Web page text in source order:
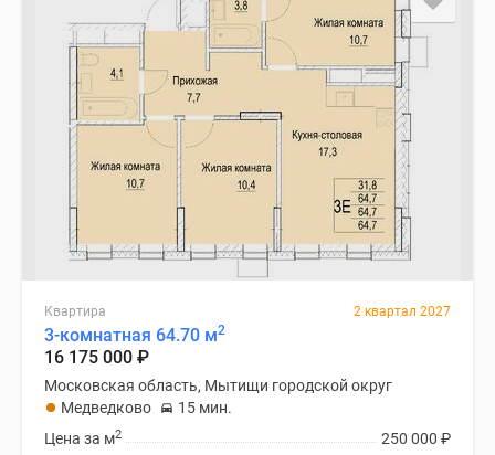
Квартира 2 квартал 2027
3-комнатная 64.70 м2
16 175 000 ₽
Московская область, Мытищи городской округ
Медведково
15 мин.
250 000 ₽
Цена за м2